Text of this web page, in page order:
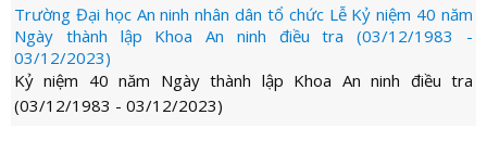
Trường Đại học An ninh nhân dân tổ chức Lễ Kỷ niệm 40 năm
Ngày thành lập Khoa An ninh điều tra (03/12/1983 -
03/12/2023)
Kỷ niệm 40 năm Ngày thành lập Khoa An ninh điều tra
(03/12/1983 - 03/12/2023)